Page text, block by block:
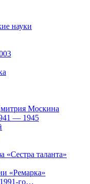
науки
Москина
— 1945
«Сестра таланта»
«Ремарка»
го…